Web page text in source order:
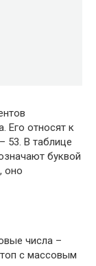
Его относят к
53. В таблице
буквой
оно
числа –
с массовым